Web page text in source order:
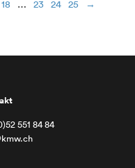
18 … 23 24 25 →
551 84 84